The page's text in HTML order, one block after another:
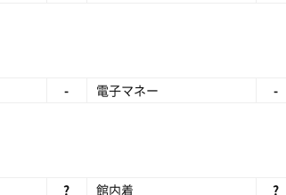
- 電子マネー -
? 館内着 ?